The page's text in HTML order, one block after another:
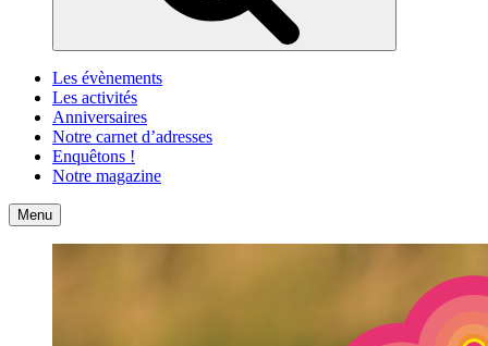
Les évènements
Les activités
Anniversaires
Notre carnet d’adresses
Enquêtons !
Notre magazine
Accueil
Menu Contact